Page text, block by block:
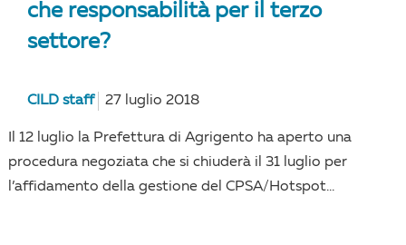
che responsabilità per il terzo
settore?
CILD staff 27 luglio 2018
Il 12 luglio la Prefettura di Agrigento ha aperto una
procedura negoziata che si chiuderà il 31 luglio per
l’affidamento della gestione del CPSA/Hotspot...